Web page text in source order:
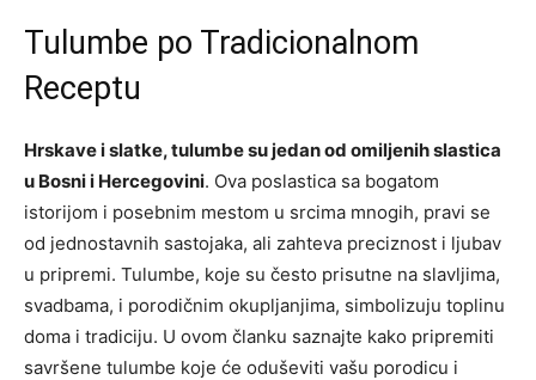
Tulumbe po Tradicionalnom
Receptu
Hrskave i slatke, tulumbe su jedan od omiljenih slastica
u Bosni i Hercegovini. Ova poslastica sa bogatom
istorijom i posebnim mestom u srcima mnogih, pravi se
od jednostavnih sastojaka, ali zahteva preciznost i ljubav
u pripremi. Tulumbe, koje su često prisutne na slavljima,
svadbama, i porodičnim okupljanjima, simbolizuju toplinu
doma i tradiciju. U ovom članku saznajte kako pripremiti
savršene tulumbe koje će oduševiti vašu porodicu i